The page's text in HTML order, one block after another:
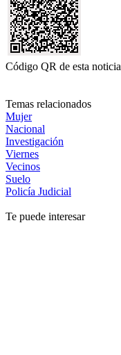
Código QR de esta noticia
Temas relacionados
Mujer
Nacional
Investigación
Viernes
Vecinos
Suelo
Policía Judicial
Te puede interesar